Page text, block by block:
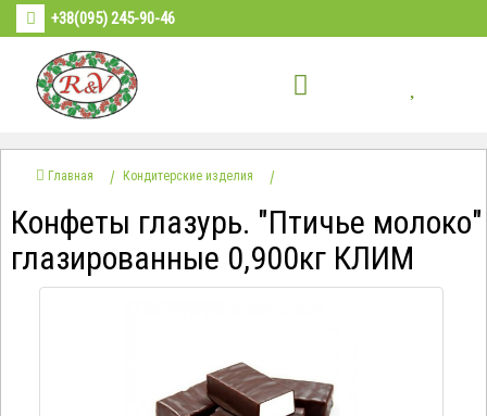
+38(095) 245-90-46
Главная Кондитерские изделия
Конфеты глазурь. "Птичье молоко"
глазированные 0,900кг КЛИМ